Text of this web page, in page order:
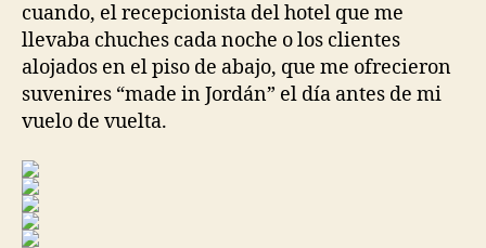
cuando, el recepcionista del hotel que me
llevaba chuches cada noche o los clientes
alojados en el piso de abajo, que me ofrecieron
suvenires “made in Jordán” el día antes de mi
vuelo de vuelta.